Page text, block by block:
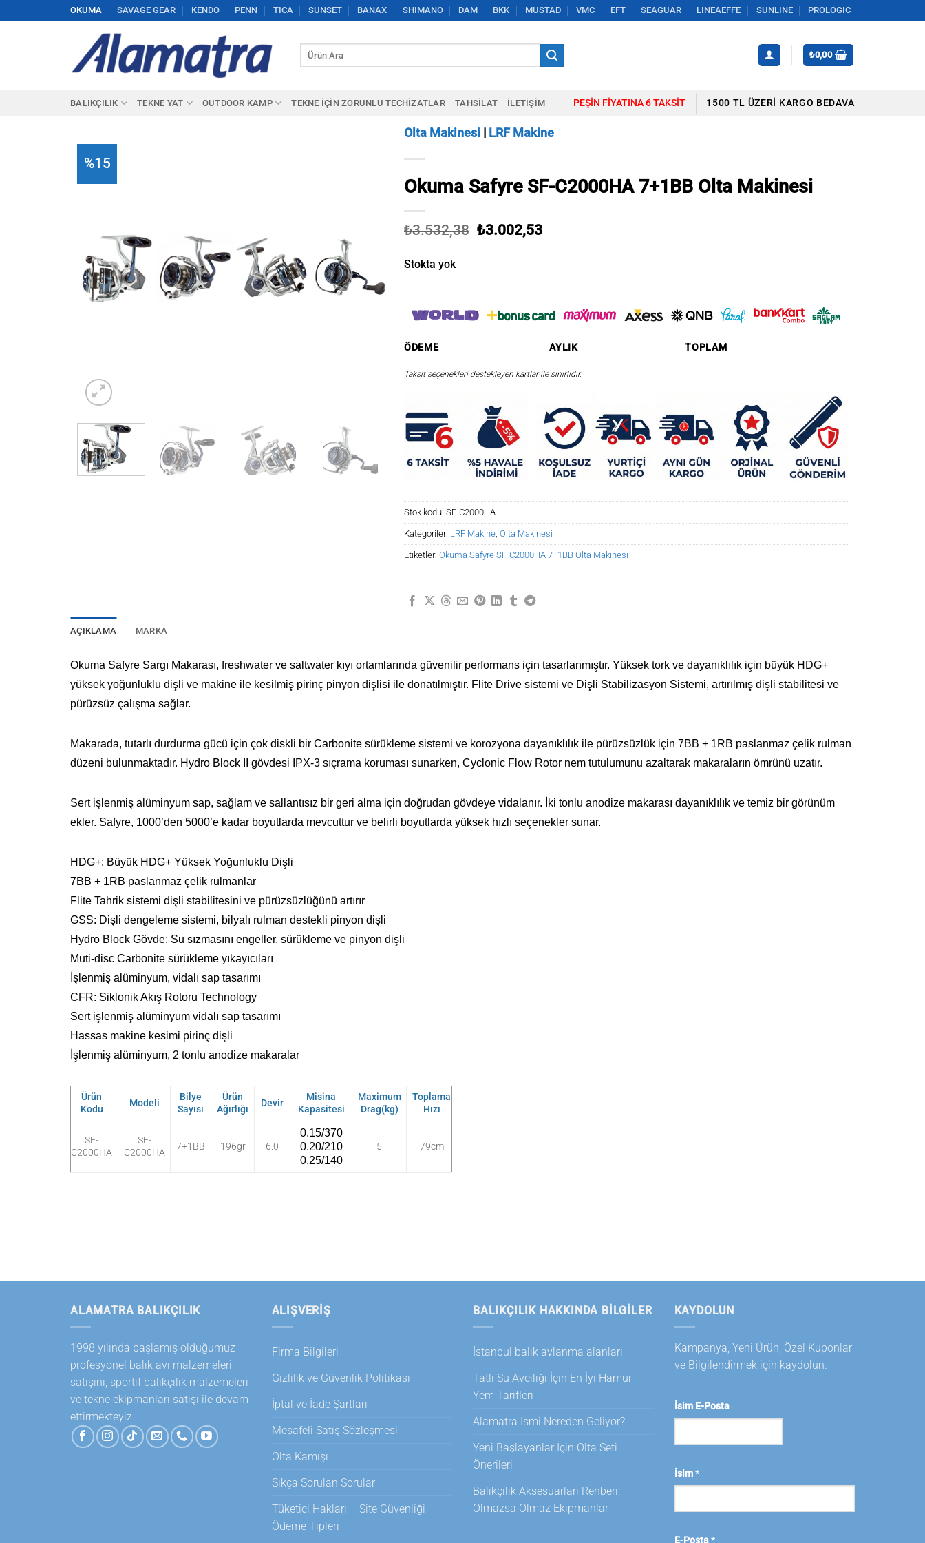
atla
OKUMA SAVAGE GEAR KENDO PENN TICA SUNSET BANAX SHIMANO DAM BKK MUSTAD VMC EFT SEAGUAR LINEAEFFE SUNLINE PROLOGIC
Ara:
₺0,00
BALIKÇILIK TEKNE YAT OUTDOOR KAMP TEKNE IÇIN ZORUNLU TECHIZATLAR TAHSILAT İLETIŞIM PEŞIN FIYATINA 6 TAKSIT 1500 TL ÜZERI KARGO BEDAVA
%15
Olta Makinesi | LRF Makine
Okuma Safyre SF-C2000HA 7+1BB Olta Makinesi
₺3.532,38 Orijinal
₺3.002,53Şu
Stokta yok
ÖDEME AYLIK TOPLAM
Taksit seçenekleri destekleyen kartlar ile sınırlıdır.
Stok kodu: SF-C2000HA
Kategoriler: LRF Makine, Olta Makinesi
Etiketler: Okuma Safyre SF-C2000HA 7+1BB Olta Makinesi
AÇIKLAMA MARKA
Okuma Safyre Sargı Makarası, freshwater ve saltwater kıyı ortamlarında güvenilir performans için tasarlanmıştır. Yüksek tork ve dayanıklılık için büyük HDG+
yüksek yoğunluklu dişli ve makine ile kesilmiş pirinç pinyon dişlisi ile donatılmıştır. Flite Drive sistemi ve Dişli Stabilizasyon Sistemi, artırılmış dişli stabilitesi ve
pürüzsüz çalışma sağlar.
Makarada, tutarlı durdurma gücü için çok diskli bir Carbonite sürükleme sistemi ve korozyona dayanıklılık ile pürüzsüzlük için 7BB + 1RB paslanmaz çelik rulman
düzeni bulunmaktadır. Hydro Block II gövdesi IPX-3 sıçrama koruması sunarken, Cyclonic Flow Rotor nem tutulumunu azaltarak makaraların ömrünü uzatır.
Sert işlenmiş alüminyum sap, sağlam ve sallantısız bir geri alma için doğrudan gövdeye vidalanır. İki tonlu anodize makarası dayanıklılık ve temiz bir görünüm
ekler. Safyre, 1000’den 5000’e kadar boyutlarda mevcuttur ve belirli boyutlarda yüksek hızlı seçenekler sunar.
HDG+: Büyük HDG+ Yüksek Yoğunluklu Dişli
7BB + 1RB paslanmaz çelik rulmanlar
Flite Tahrik sistemi dişli stabilitesini ve pürüzsüzlüğünü artırır
GSS: Dişli dengeleme sistemi, bilyalı rulman destekli pinyon dişli
Hydro Block Gövde: Su sızmasını engeller, sürükleme ve pinyon dişli
Muti-disc Carbonite sürükleme yıkayıcıları
İşlenmiş alüminyum, vidalı sap tasarımı
CFR: Siklonik Akış Rotoru Technology
Sert işlenmiş alüminyum vidalı sap tasarımı
Hassas makine kesimi pirinç dişli
İşlenmiş alüminyum, 2 tonlu anodize makaralar
Ürün
Kodu
Modeli
Bilye
Sayısı
Ürün
Ağırlığı
Devir
Misina
Kapasitesi
Maximum
Drag(kg)
Toplama
Hızı
SF-
C2000HA
SF-
C2000HA
7+1BB 196gr 6.0
0.15/370
0.20/210
0.25/140
5 79cm
ALAMATRA BALIKÇILIK
1998 yılında başlamış olduğumuz
profesyonel balık avı malzemeleri
satışını, sportif balıkçılık malzemeleri
ve tekne ekipmanları satışı ile devam
ettirmekteyiz.
ALIŞVERİŞ
Firma Bilgileri
Gizlilik ve Güvenlik Politikası
İptal ve İade Şartları
Mesafeli Satış Sözleşmesi
Olta Kamışı
Sıkça Sorulan Sorular
Tüketici Hakları – Site Güvenliği –
Ödeme Tipleri
BALIKÇILIK HAKKINDA BILGILER
İstanbul balık avlanma alanları
Tatlı Su Avcılığı İçin En İyi Hamur
Yem Tarifleri
Alamatra İsmi Nereden Geliyor?
Yeni Başlayanlar İçin Olta Seti
Önerileri
Balıkçılık Aksesuarları Rehberi:
Olmazsa Olmaz Ekipmanlar
KAYDOLUN
Kampanya, Yeni Ürün, Özel Kuponlar
ve Bilgilendirmek için kaydolun.
İsim E-Posta
İsim*